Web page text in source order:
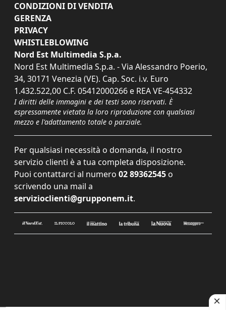
CONDIZIONI DI VENDITA
GERENZA
PRIVACY
WHISTLEBLOWING
Nord Est Multimedia S.p.a.
Nord Est Multimedia S.p.a. - Via Alessandro Poerio,
34, 30171 Venezia (VE). Cap. Soc. i.v. Euro
1.432.522,00 C.F. 05412000266 e REA VE-454332
I diritti delle immagini e dei testi sono riservati. È
espressamente vietata la loro riproduzione con qualsiasi
mezzo e l'adattamento totale o parziale.
Per qualsiasi necessità o domanda, il nostro
servizio clienti è a tua completa disposizione.
Puoi contattarci al numero 02 89362545 o
scrivendo una mail a
servizioclienti@grupponem.it.